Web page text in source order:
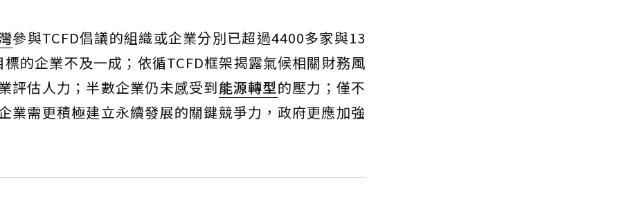
參與TCFD倡議的組織或企業分別已超過4400多家與13
的企業不及一成；依循TCFD框架揭露氣候相關財務風
評估人力；半數企業仍未感受到能源轉型的壓力；僅不
業需更積極建立永續發展的關鍵競爭力，政府更應加強